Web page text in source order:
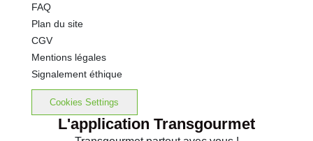
FAQ
Plan du site
CGV
Mentions légales
Signalement éthique
Cookies Settings
L'application Transgourmet